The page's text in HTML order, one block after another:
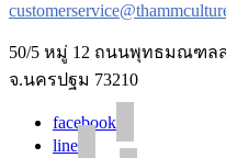
50/5 หมู่ 12 ถนนพุทธมณฑล
จ.นครปฐม 73210
facebook
line